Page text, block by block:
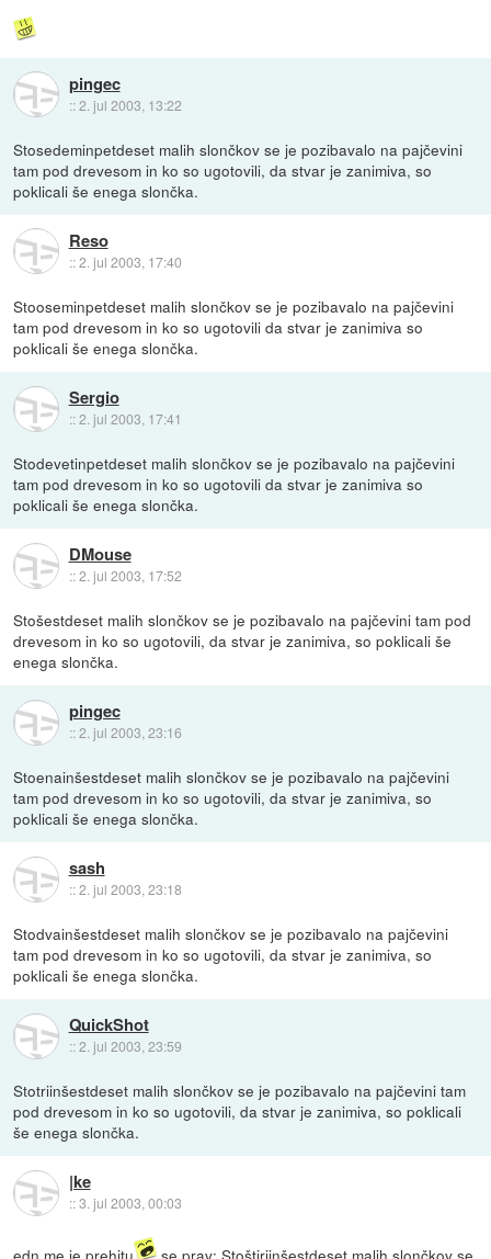
pingec
::2. jul 2003, 13:22
Stosedeminpetdeset malih slončkov se je pozibavalo na pajčevini
tam pod drevesom in ko so ugotovili, da stvar je zanimiva, so
poklicali še enega slončka.
Reso
::2. jul 2003, 17:40
Stooseminpetdeset malih slončkov se je pozibavalo na pajčevini
tam pod drevesom in ko so ugotovili da stvar je zanimiva so
poklicali še enega slončka.
Sergio
::2. jul 2003, 17:41
Stodevetinpetdeset malih slončkov se je pozibavalo na pajčevini
tam pod drevesom in ko so ugotovili da stvar je zanimiva so
poklicali še enega slončka.
DMouse
::2. jul 2003, 17:52
Stošestdeset malih slončkov se je pozibavalo na pajčevini tam pod
drevesom in ko so ugotovili, da stvar je zanimiva, so poklicali še
enega slončka.
pingec
::2. jul 2003, 23:16
Stoenainšestdeset malih slončkov se je pozibavalo na pajčevini
tam pod drevesom in ko so ugotovili, da stvar je zanimiva, so
poklicali še enega slončka.
sash
::2. jul 2003, 23:18
Stodvainšestdeset malih slončkov se je pozibavalo na pajčevini
tam pod drevesom in ko so ugotovili, da stvar je zanimiva, so
poklicali še enega slončka.
QuickShot
::2. jul 2003, 23:59
Stotriinšestdeset malih slončkov se je pozibavalo na pajčevini tam
pod drevesom in ko so ugotovili, da stvar je zanimiva, so poklicali
še enega slončka.
|ke
::3. jul 2003, 00:03